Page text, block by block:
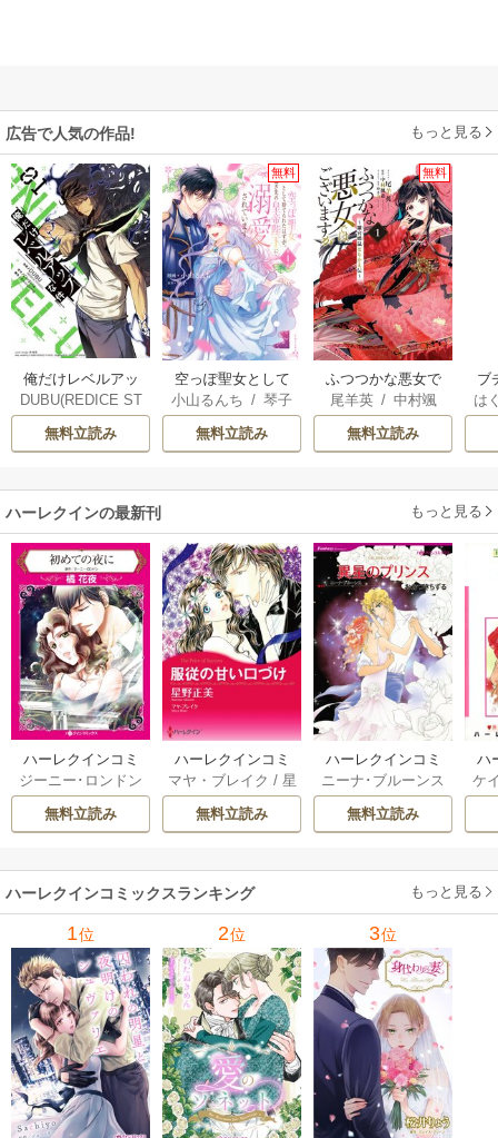
広告で人気の作品! もっと見る
俺だけレベルアッ
プな件
DUBU(REDICE ST
UDIO)
/ Chugong
h-goon
無料立読み
無料
空っぽ聖女として
捨てられたはず
が、嫁ぎ先の皇帝
陛下に溺愛されて
小山るんち /琴子
無料立読み
無料
ふつつかな悪女で
はございますが ～
雛宮蝶鼠とりかえ
伝～
尾羊英/ 中村颯
希
/ ゆき哉
無料立読み
ブ
復
は
ハーレクインの最新刊 もっと見る
ハーレクインコミ
ックス セット 202
6年 vol.1064 1巻
ジーニー･ロンドン
橘花夜 / メアリ
ー･ライアンズ
ーガン/星合操/ア
ン･ウィール/ 津寺
里可子
無料立読み
ハーレクインコミ
ックス セット 202
6年 vol.1002 1巻
マヤ・ブレイク / 星
野正美/
ヘレン･ブ
ルックス/のわきね
ウェイ/一重夕子
無料立読み
ハーレクインコミ
ックス セット 202
6年 vol.1063 1巻
ニーナ･ブルーンス
おおつきちずる
レベッカ･ヨーク
ーディ/海野みつる
サラ･ウッド/流
水凛子
無料立読み
ハ
ッ
ケ
ザ
ハーレクインコミックスランキング もっと見る
1位 2位 3位